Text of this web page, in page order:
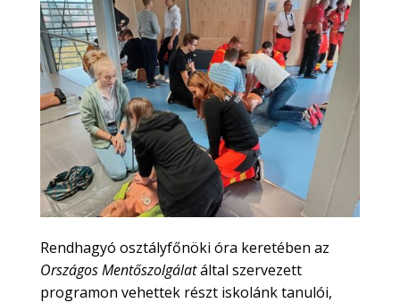
Rendhagyó osztályfőnöki óra keretében az
Országos Mentőszolgálatáltal szervezett
programon vehettek részt iskolánk tanulói,